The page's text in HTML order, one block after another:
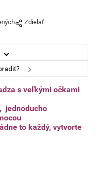
Zdielať
s veľkými očkami
jednoducho
to každý, vytvorte